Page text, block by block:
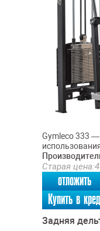
Gymleco 333 —
Старая цена:
отложить
Купить в
Задняя